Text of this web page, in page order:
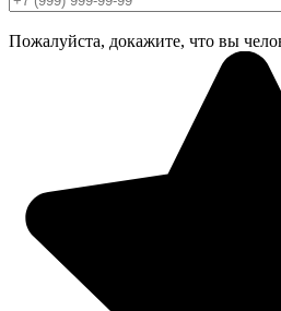
Пожалуйста, докажите, что вы